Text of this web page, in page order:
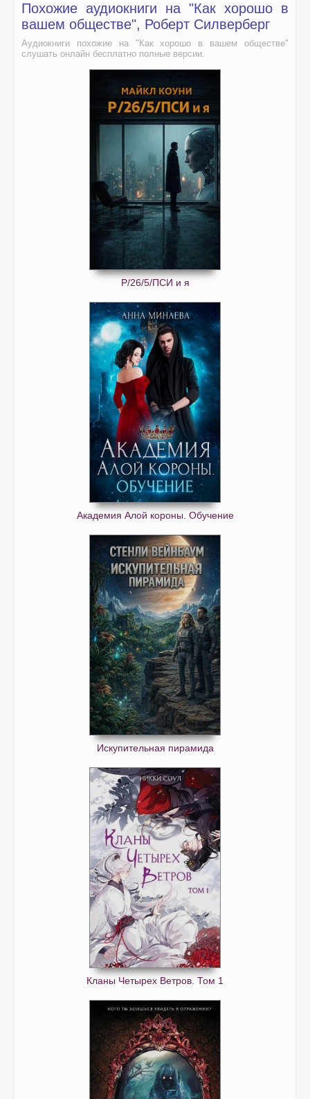
Похожие аудиокниги на "Как хорошо в
вашем обществе", Роберт Силверберг
Аудиокниги похожие на "Как хорошо в вашем обществе"
слушать онлайн бесплатно полные версии.
Р/26/5/ПСИ и я
Академия Алой короны. Обучение
Искупительная пирамида
Кланы Четырех Ветров. Том 1